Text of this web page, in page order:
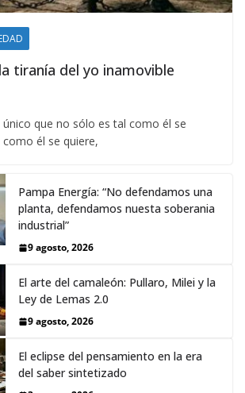
tiranía del yo inamovible
único que no sólo es tal como él se
él se quiere,
Pampa Energía: “No defendamos una
planta, defendamos nuesta soberania
industrial”
9 agosto, 2026
El arte del camaleón: Pullaro, Milei y la
Ley de Lemas 2.0
9 agosto, 2026
El eclipse del pensamiento en la era
del saber sintetizado